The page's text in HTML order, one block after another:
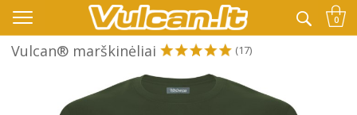
👉 -10% KODAS VISKAM PAPILDOMAI: VASARA 0
Vulcan® marškinėliai (17)